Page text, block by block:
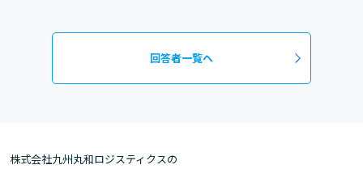
回答者一覧へ
株式会社九州丸和ロジスティクスの